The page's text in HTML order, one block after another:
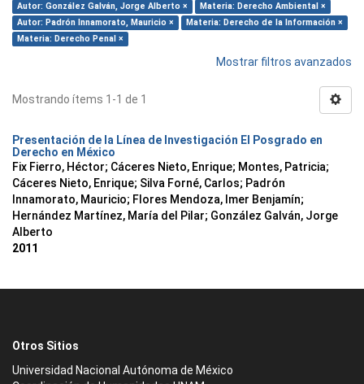
Autor: González Galván, Jorge Alberto ×
Materia: Derecho Ambiental ×
Autor: Padrón Innamorato, Mauricio ×
Materia: Derecho de la Información ×
Materia: Derecho Penal ×
Mostrar filtros avanzados
Mostrando ítems 1-1 de 1
Presentación de la Línea de Investigación El Posgrado en
Derecho en México
Fix Fierro, Héctor; Cáceres Nieto, Enrique; Montes, Patricia;
Cáceres Nieto, Enrique; Silva Forné, Carlos; Padrón
Innamorato, Mauricio; Flores Mendoza, Imer Benjamín;
Hernández Martínez, María del Pilar; González Galván, Jorge
Alberto
2011
Otros Sitios
Universidad Nacional Autónoma de México